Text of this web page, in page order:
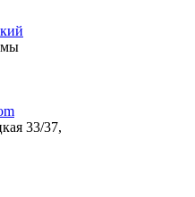
33/37,